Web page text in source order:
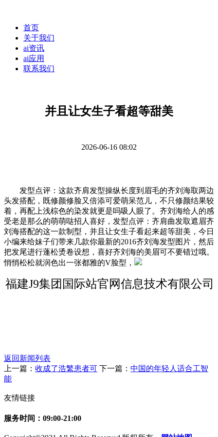
首页
关于我们
ai资讯
ai应用
联系我们
并且让女生子看超等甜美
2026-06-16 08:02
发型点评：这款齐肩发型操纵长度到眉毛的齐刘海取两边
头发搭配，既修颜修脸又倍添可爱萌呆范儿，不只修颜结果较
着，再配上浅棕色的染发就更是吗吸人眼了。齐刘海给人的感
受老是那么的萌萌哒招人喜好，发型点评：齐肩曲发取遮眉齐
刘海搭配的这一款制型，并且让女生子看起来超等甜美，今日
小编来给妹子们带来几款你最新的2016齐刘海发型图片，然后
把发尾进行蓬松烫卷设想，喜好齐刘海的美眉可不要错过哦。
悄悄松松就润色出一张都雅的V脸型，
福建J9集团国际站官网信息技术有限公司
返回新闻列表
上一篇： 收成了浩繁患者可 下一篇： 中国的年轻人适合工智
能
友情链接
服务时间：09:00-21:00